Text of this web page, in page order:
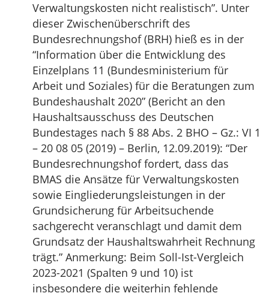
Verwaltungskosten nicht realistisch”. Unter
dieser Zwischenüberschrift des
Bundesrechnungshof (BRH) hieß es in der
“Information über die Entwicklung des
Einzelplans 11 (Bundesministerium für
Arbeit und Soziales) für die Beratungen zum
Bundeshaushalt 2020” (Bericht an den
Haushaltsausschuss des Deutschen
Bundestages nach § 88 Abs. 2 BHO – Gz.: VI 1
– 20 08 05 (2019) – Berlin, 12.09.2019): “Der
Bundesrechnungshof fordert, dass das
BMAS die Ansätze für Verwaltungskosten
sowie Eingliederungsleistungen in der
Grundsicherung für Arbeitsuchende
sachgerecht veranschlagt und damit dem
Grundsatz der Haushaltswahrheit Rechnung
trägt.” Anmerkung: Beim Soll-Ist-Vergleich
2023-2021 (Spalten 9 und 10) ist
insbesondere die weiterhin fehlende